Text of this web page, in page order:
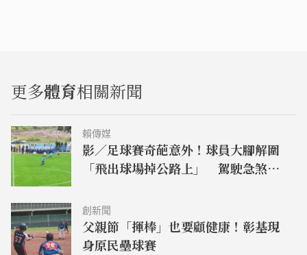
更多體育相關新聞
賴傳媒
影／足球賽奇葩意外！球員大腳解圍
「飛出球場掉公路上」 駕駛急煞慘
創新聞
父親節「揮棒」也要顧健康！彰基現
身原民壘球賽